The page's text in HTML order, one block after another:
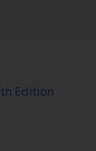
Edition